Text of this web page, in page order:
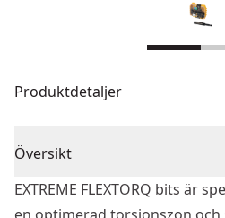
Produktdetaljer
Översikt
EXTREME FLEXTORQ bits är